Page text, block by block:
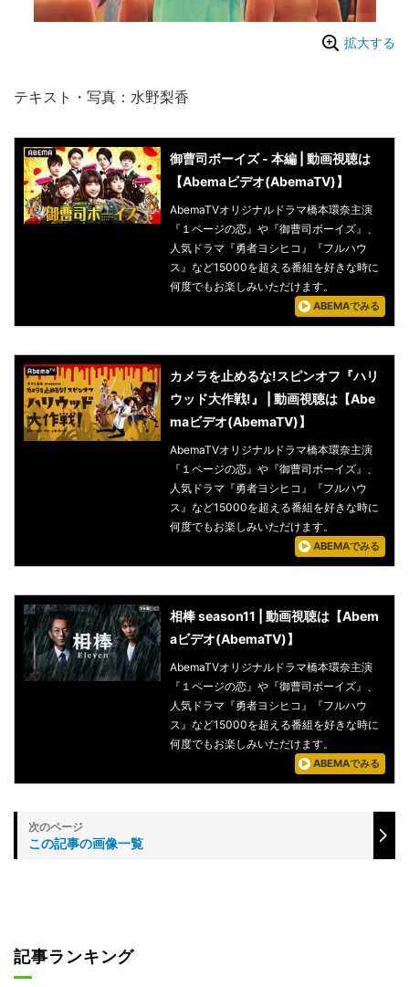
拡大する
テキスト・写真：水野梨香
御曹司ボーイズ - 本編 | 動画視聴は
【Abemaビデオ(AbemaTV)】
AbemaTVオリジナルドラマ橋本環奈主演
『１ページの恋』や『御曹司ボーイズ』、
人気ドラマ『勇者ヨシヒコ』『フルハウ
ス』など15000を超える番組を好きな時に
何度でもお楽しみいただけます。
ABEMAでみる
カメラを止めるな!スピンオフ『ハリ
ウッド大作戦!』 | 動画視聴は【Abe
maビデオ(AbemaTV)】
AbemaTVオリジナルドラマ橋本環奈主演
『１ページの恋』や『御曹司ボーイズ』、
人気ドラマ『勇者ヨシヒコ』『フルハウ
ス』など15000を超える番組を好きな時に
何度でもお楽しみいただけます。
ABEMAでみる
相棒 season11 | 動画視聴は【Abem
aビデオ(AbemaTV)】
AbemaTVオリジナルドラマ橋本環奈主演
『１ページの恋』や『御曹司ボーイズ』、
人気ドラマ『勇者ヨシヒコ』『フルハウ
ス』など15000を超える番組を好きな時に
何度でもお楽しみいただけます。
ABEMAでみる
この記事の画像一覧
記事ランキング